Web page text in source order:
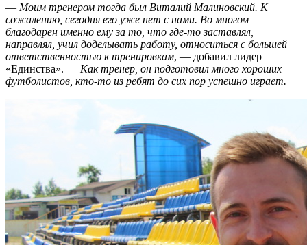
— Моим тренером тогда был Виталий Малиновский. К
сожалению, сегодня его уже нет с нами. Во многом
благодарен именно ему за то, что где-то заставлял,
направлял, учил доделывать работу, относиться с большей
ответственностью к тренировкам, — добавил лидер
«Единства». — Как тренер, он подготовил много хороших
футболистов, кто-то из ребят до сих пор успешно играет.